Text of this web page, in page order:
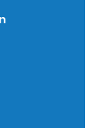
on!